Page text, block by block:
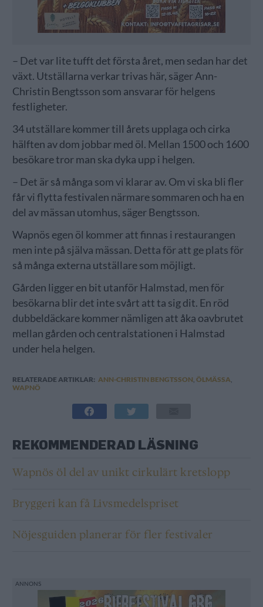
– Det var lite tufft det första året, men sedan har det
växt. Utställarna verkar trivas här, säger Ann-
Christin Bengtsson som ansvarar för helgens
festligheter.
34 utställare kommer till årets upplaga och cirka
hälften av dom jobbar med öl. Mellan 1500 och 1600
besökare tror man ska dyka upp i helgen.
– Det är så många som vi klarar av. Om vi ska bli fler
får vi flytta festivalen närmare sommaren och ha en
del av mässan utomhus, säger Bengtsson.
Wapnös egen öl kommer att finnas i restaurangen
men inte på själva mässan. Detta för att ge plats för
så många externa utställare som möjligt.
Gården ligger en bit utanför Halmstad, men för
besökarna blir det inte svårt att ta sig dit. En röd
dubbeldäckare kommer nämligen att åka oavbrutet
mellan gården och centralstationen i Halmstad
under hela helgen.
RELATERADE ARTIKLAR: ANN-CHRISTIN BENGTSSON, ÖLMÄSSA,
WAPNÖ
REKOMMENDERAD LÄSNING
Wapnös öl del av unikt cirkulärt kretslopp
Bryggeri kan få Livsmedelspriset
Nöjesguiden planerar för fler festivaler